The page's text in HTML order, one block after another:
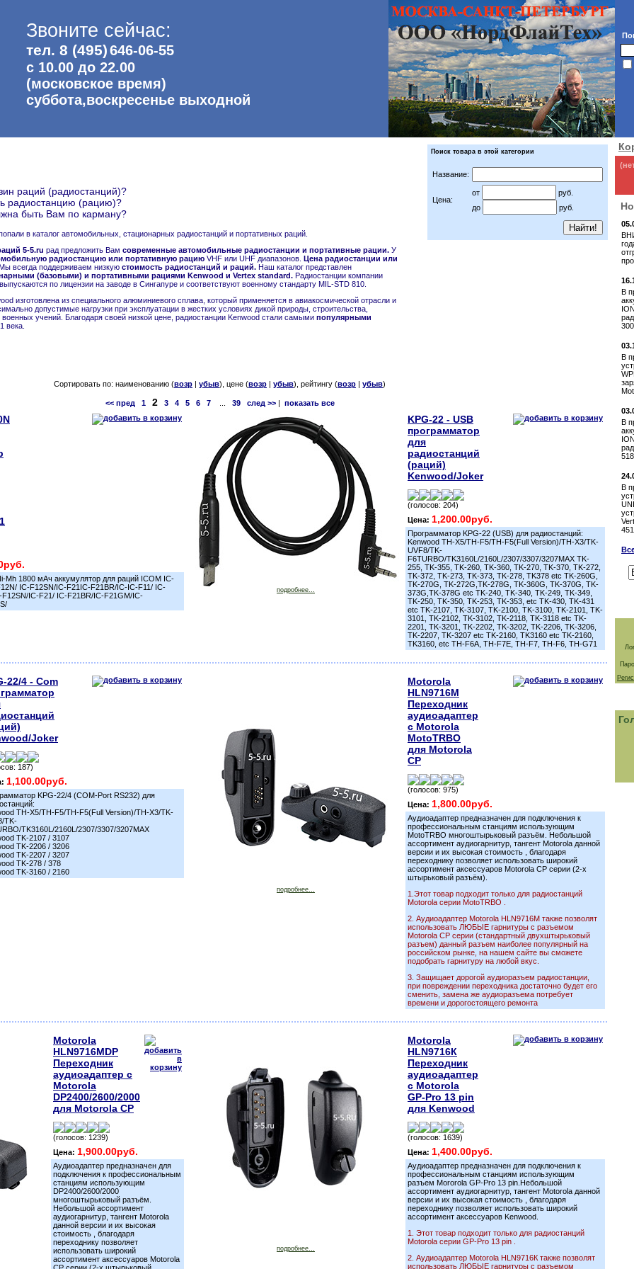
Звоните сейчас:
тел. 8 (495)646-06-55
с 10.00 до 22.00
(московское время)
суббота,воскресенье выходной
Поиск товара в этой категории
Название:
Цена:
от
руб.
до
руб.
раций (радиостанций)?
радиостанцию (рацию)?
быть Вам по карману?
в каталог автомобильных, стационарных радиостанций и портативных раций.
5-5.ru рад предложить Вам современные автомобильные радиостанции и портативные рации. У
радиостанцию или портативную рацию VHF или UHF диапазонов.
Цена радиостанции или
всегда поддерживаем низкую стоимость радиостанций и раций. Наш каталог представлен
(базовыми) и портативными рациями Kenwood и Vertex standard. Радиостанции компании
по лицензии на заводе в Сингапуре и соответствуют военному стандарту MIL-STD 810.
изготовлена из специального алюминиевого сплава, который применяется в авиакосмической отрасли и
допустимые нагрузки при эксплуатации в жестких условиях дикой природы, строительства,
учений. Благодаря своей низкой цене, радиостанции Kenwood стали самыми популярными
века.
Сортировать по: наименованию (возр | убыв), цене (возр | убыв), рейтингу (возр | убыв)
<< пред 1 2 3 4 5 6 7... 39 след >>| показать все
Mh 1800 мАч аккумулятор для раций ICOM IC-
IC-F12SN/IC-F21IC-F21BR/IC-IC-F11/ IC-
F12SN/IC-F21/ IC-F21BR/IC-F21GM/IC-
подробнее...
KPG-22 - USB
программатор
для
радиостанций
(раций)
Kenwood/Joker
(голосов: 204)
Цена: 1,200.00руб.
Программатор KPG-22 (USB) для радиостанций:
Kenwood TH-X5/TH-F5/TH-F5(Full Version)/TH-X3/TK-
UVF8/TK-
F6TURBO/TK3160L/2160L/2307/3307/3207MAX TK-
255, TK-355, TK-260, TK-360, TK-270, TK-370, TK-272,
TK-372, TK-273, TK-373, TK-278, TK378 etc TK-260G,
TK-270G, TK-272G,TK-278G, TK-360G, TK-370G, TK-
373G,TK-378G etc TK-240, TK-340, TK-249, TK-349,
TK-250, TK-350, TK-253, TK-353, etc TK-430, TK-431
etc TK-2107, TK-3107, TK-2100, TK-3100, TK-2101, TK-
3101, TK-2102, TK-3102, TK-2118, TK-3118 etc TK-
2201, TK-3201, TK-2202, TK-3202, TK-2206, TK-3206,
TK-2207, TK-3207 etc TK-2160, TK3160 etc TK-2160,
TK3160, etc TH-F6A, TH-F7E, TH-F7, TH-F6, TH-G71
22/4 - Com
Joker
187)
1,100.00руб.
KPG-22/4 (COM-Port RS232) для
TH-X5/TH-F5/TH-F5(Full Version)/TH-X3/TK-
TK-
TK3160L/2160L/2307/3307/3207MAX
TK-2107 / 3107
TK-2206 / 3206
TK-2207 / 3207
TK-278 / 378
TK-3160 / 2160
подробнее...
Motorola
HLN9716M
Переходник
аудиоадаптер
с Motorola
MotoTRBO
для Motorola
CP
(голосов: 975)
Цена: 1,800.00руб.
Аудиоадаптер предназначен для подключения к
профессиональным станциям использующим
MotoTRBO многоштырьковый разъём. Небольшой
ассортимент аудиогарнитур, тангент Motorola данной
версии и их высокая стоимость , благодаря
переходнику позволяет использовать широкий
ассортимент аксессуаров Motorola СP серии (2-х
штырьковый разъём).
1.Этот товар подходит только для радиостанций
Motorola серии MotoTRBO .
2. Аудиоадаптер Motorola HLN9716M также позволят
использовать ЛЮБЫЕ гарнитуры с разъемом
Motorola CP серии (стандартный двухштырьковый
разъем) данный разъем наиболее популярный на
российском рынке, на нашем сайте вы сможете
подобрать гарнитуру на любой вкус.
3. Защищает дорогой аудиоразъем радиостанции,
при повреждении переходника достаточно будет его
сменить, замена же аудиоразъема потребует
времени и дорогостоящего ремонта
Motorola
HLN9716MDP
Переходник
аудиоадаптер с
Motorola
DP2400/2600/2000
для Motorola CP
(голосов: 1239)
Цена: 1,900.00руб.
Аудиоадаптер предназначен для
подключения к профессиональным
станциям использующим
DP2400/2600/2000
многоштырьковый разъём.
Небольшой ассортимент
аудиогарнитур, тангент Motorola
данной версии и их высокая
стоимость , благодаря
переходнику позволяет
использовать широкий
ассортимент аксессуаров Motorola
подробнее...
Motorola
HLN9716К
Переходник
аудиоадаптер
с Motorola
GP-Pro 13 pin
для Kenwood
(голосов: 1639)
Цена: 1,400.00руб.
Аудиоадаптер предназначен для подключения к
профессиональным станциям использующим
разъем Mororola GP-Pro 13 pin.Небольшой
ассортимент аудиогарнитур, тангент Motorola данной
версии и их высокая стоимость , благодаря
переходнику позволяет использовать широкий
ассортимент аксессуаров Kenwood.
1. Этот товар подходит только для радиостанций
Motorola серии GP-Pro 13 pin .
2. Аудиоадаптер Motorola HLN9716К также позволят
использовать ЛЮБЫЕ гарнитуры с разъемом
В
В
В
В